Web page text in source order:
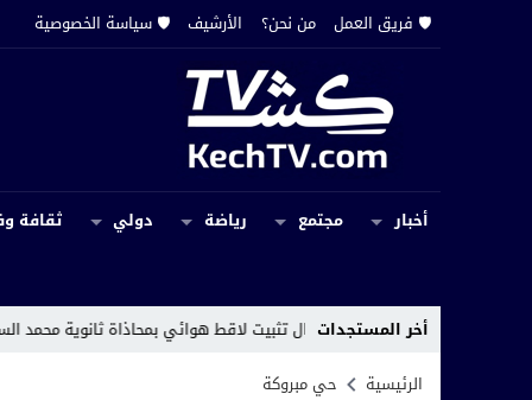
🛡️ فريق العمل من نحن؟ الأرشيف 🛡️ سياسة الخصوصية
أخبار مجتمع رياضة دولي ثقافة
أخر المستجدات
استئناف أشغال تثبيت لاقط هوائي بمحاذاة ثانوية محمد السادس
الرئيسية
حي مبروكة